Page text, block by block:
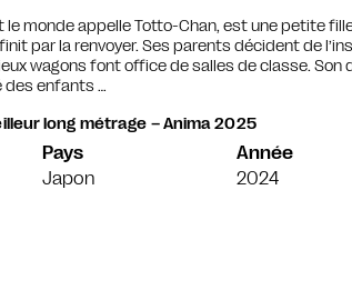
le monde appelle Totto-Chan, est une petite
par la renvoyer. Ses parents décident de
wagons font office de salles de classe. Son
des enfants …
long métrage – Anima 2025
Pays
Japon
Année
2024